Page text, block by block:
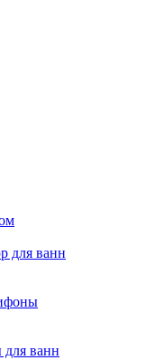
для ванн
ванн